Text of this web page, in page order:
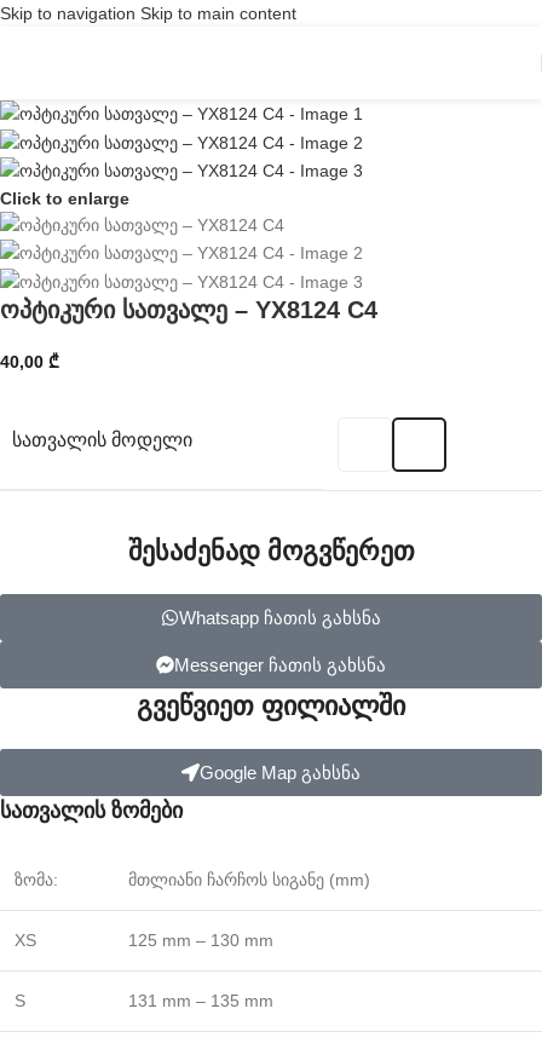
Skip to navigation Skip to main content
Click to enlarge
ოპტიკური სათვალე – YX8124 C4
40,00 ₾
ᲡᲐᲗᲕᲐᲚᲘᲡ ᲛᲝᲓᲔᲚᲘ
შესაძენად მოგვწერეთ
Whatsapp ჩათის გახსნა
Messenger ჩათის გახსნა
გვეწვიეთ ფილიალში​
Google Map გახსნა
სათვალის ზომები
ზომა: მთლიანი ჩარჩოს სიგანე (mm)
XS 125 mm – 130 mm
S 131 mm – 135 mm